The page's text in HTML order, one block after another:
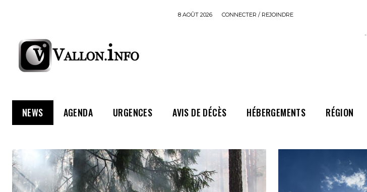
8 AOÛT 2026 CONNECTER / REJOINDRE
NEWS AGENDA URGENCES AVIS DE DÉCÈS HÉBERGEMENTS RÉGION